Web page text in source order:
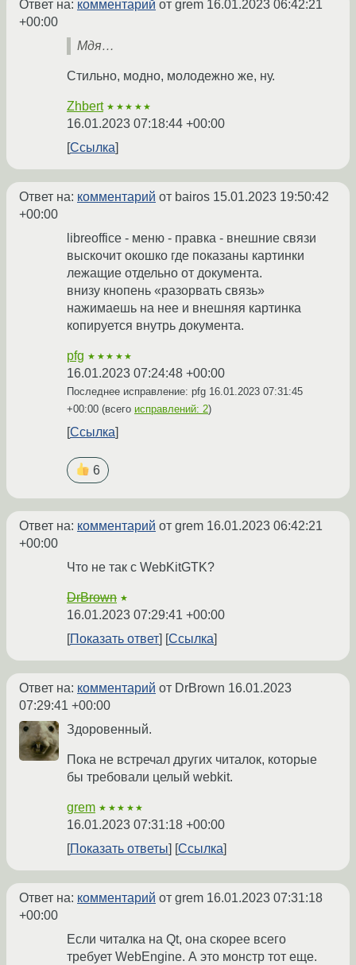
Ответ на: комментарий от grem 16.01.2023 06:42:21
+00:00
Мдя…
Стильно, модно, молодежно же, ну.
Zhbert ★★★★★
16.01.2023 07:18:44 +00:00
Ссылка
Ответ на: комментарий от bairos 15.01.2023 19:50:42
+00:00
libreoffice - меню - правка - внешние связи
выскочит окошко где показаны картинки
лежащие отдельно от документа.
внизу кнопень «разорвать связь»
нажимаешь на нее и внешняя картинка
копируется внутрь документа.
pfg ★★★★★
16.01.2023 07:24:48 +00:00
Последнее исправление: pfg 16.01.2023 07:31:45
+00:00 (всего исправлений: 2)
Ссылка
6
Ответ на: комментарий от grem 16.01.2023 06:42:21
+00:00
Что не так с WebKitGTK?
DrBrown ★
16.01.2023 07:29:41 +00:00
Показать ответ
Ссылка
Ответ на: комментарий от DrBrown 16.01.2023
07:29:41 +00:00
Здоровенный.
Пока не встречал других читалок, которые
бы требовали целый webkit.
grem ★★★★★
16.01.2023 07:31:18 +00:00
Показать ответы
Ссылка
Ответ на: комментарий от grem 16.01.2023 07:31:18
+00:00
Если читалка на Qt, она скорее всего
требует WebEngine. А это монстр тот еще.